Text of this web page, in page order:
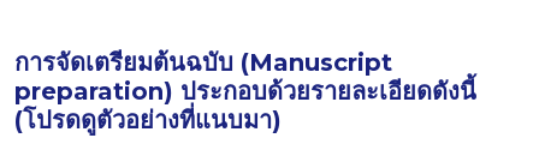
การจัดเตรียมต้นฉบับ (Manuscript
preparation) ประกอบด้วยรายละเอียดดังนี้
(โปรดดูตัวอย่างที่แนบมา)